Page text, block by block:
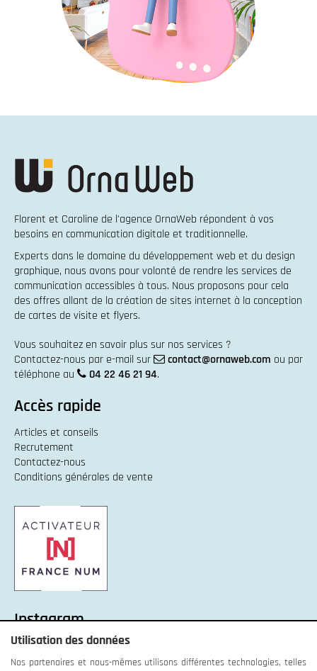
Florent et Caroline de l'agence OrnaWeb répondent à vos
besoins en communication digitale et traditionnelle.
Experts dans le domaine du développement web et du design
graphique, nous avons pour volonté de rendre les services de
communication accessibles à tous. Nous proposons pour cela
des offres allant de la création de sites internet à la conception
de cartes de visite et flyers.
Vous souhaitez en savoir plus sur nos services ?
Contactez-nous par e-mail sur
contact@ornaweb.com ou par
téléphone au
04 22 46 21 94.
Accès rapide
Articles et conseils
Recrutement
Contactez-nous
Conditions générales de vente
Instagram
Utilisation des données
Nos partenaires et nous-mêmes utilisons différentes technologies, telles